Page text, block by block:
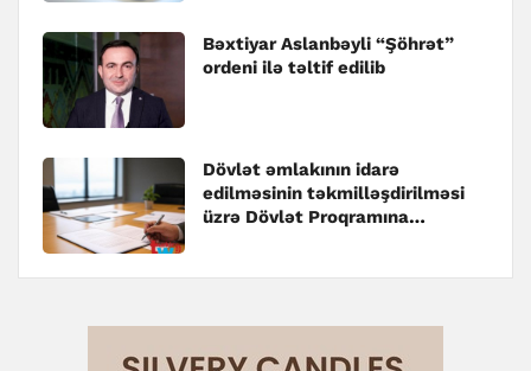
Bəxtiyar Aslanbəyli “Şöhrət”
ordeni ilə təltif edilib
Dövlət əmlakının idarə
edilməsinin təkmilləşdirilməsi
üzrə Dövlət Proqramına